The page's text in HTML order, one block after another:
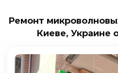
Ремонт
Киеве, Украине